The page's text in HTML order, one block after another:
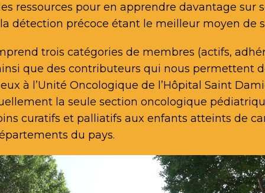
ressources pour en apprendre davantage sur
détection précoce étant le meilleur moyen de
trois catégories de membres (actifs,
que des contributeurs qui nous permettent
à l’Unité Oncologique de l’Hôpital Saint
la seule section oncologique
curatifs et palliatifs aux enfants atteints de
du pays.